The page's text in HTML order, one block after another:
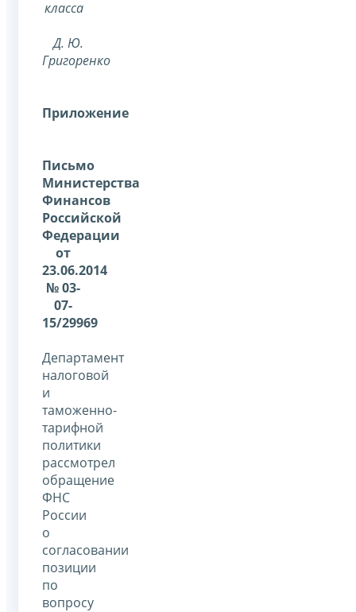
класса
Д. Ю.
Григоренко
Приложение
Письмо
Министерства
Финансов
Российской
Федерации
от
23.06.2014
№ 03-
07-
15/29969
Департамент
налоговой
и
таможенно-
тарифной
политики
рассмотрел
обращение
ФНС
России
о
согласовании
позиции
по
вопросу